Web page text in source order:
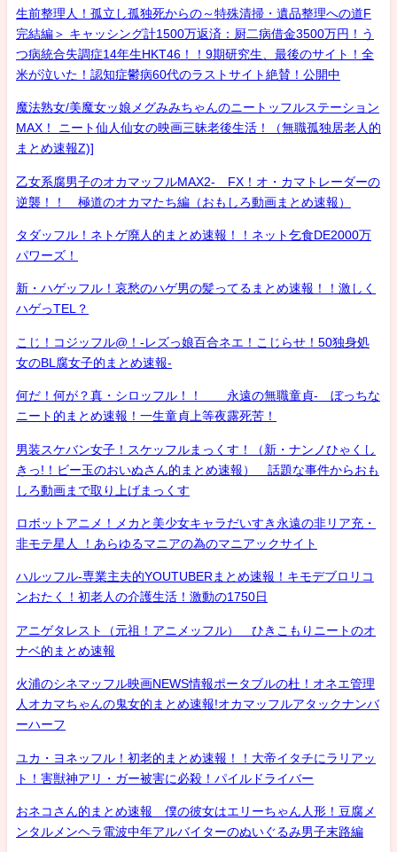
生前整理人！孤立し孤独死からの～特殊清掃・遺品整理への道F
完結編＞ キャッシング計1500万返済：厨二病借金3500万円！う
つ病統合失調症14年生HKT46！！9期研究生、最後のサイト！全
米が泣いた！認知症鬱病60代のラストサイト絶賛！公開中
魔法熟女/美魔女ッ娘メグみみちゃんのニートッフルステーション
MAX！ ニート仙人仙女の映画三昧老後生活！（無職孤独居老人的
まとめ速報Z)]
乙女系腐男子のオカマッフルMAX2- FX！オ・カマトレーダーの
逆襲！！ 極道のオカマたち編（おもしろ動画まとめ速報）
タダッフル！ネトゲ廃人的まとめ速報！！ネット乞食DE2000万
パワーズ！
新・ハゲッフル！哀愁のハゲ男の髪ってるまとめ速報！！激しく
ハゲっTEL？
こじ！コジッフル@！-レズっ娘百合ネエ！こじらせ！50独身処
女のBL腐女子的まとめ速報-
何だ！何が？真・シロッフル！！ 永遠の無職童貞- ぼっちな
ニート的まとめ速報！一生童貞上等夜露死苦！
男装スケバン女子！スケッフルまっくす！（新・ナンノひゃくし
きっ!！ビー玉のおいぬさん的まとめ速報） 話題な事件からおも
しろ動画まで取り上げまっくす
ロボットアニメ！メカと美少女キャラだいすき永遠の非リア充・
非モテ星人 ！あらゆるマニアの為のマニアックサイト
ハルッフル-専業主夫的YOUTUBERまとめ速報！キモデブロリコ
ンおたく！初老人の介護生活！激動の1750日
アニゲタレスト（元祖！アニメッフル） ひきこもりニートのオ
ナベ的まとめ速報
火浦のシネマッフル映画NEWS情報ポータブルの杜！オネエ管理
人オカマちゃんの鬼女的まとめ速報!オカマッフルアタックナンバ
ーハーフ
ユカ・ヨネッフル！初老的まとめ速報！！大帝イタチにラリアッ
ト！害獣神アリ・ガー被害に必殺！パイルドライバー
おネコさん的まとめ速報 僕の彼女はエリーちゃん人形！豆腐メ
ンタルメンヘラ電波中年アルバイターのぬいぐるみ男子末路編